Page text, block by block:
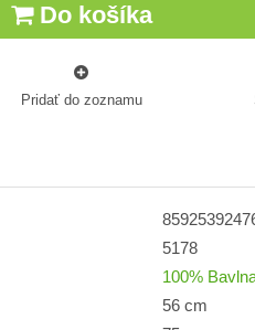
Do košíka
Pridať do zoznamu
5178
100%
56 cm